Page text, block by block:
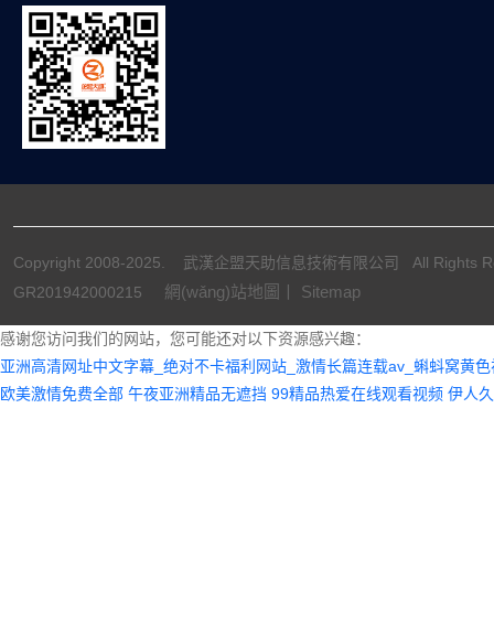
Copyright 2008-2025. 武漢企盟天助信息技術有限公司 All
GR201942000215 網(wǎng)站地圖丨 Sitemap
感谢您访问我们的网站，您可能还对以下资源感兴趣：
亚洲高清网址中文字幕_绝对不卡福利网站_激情长篇连载av_蝌蚪窝黄色
欧美激情免费全部 午夜亚洲精品无遮挡 99精品热爱在线观看视频 伊人